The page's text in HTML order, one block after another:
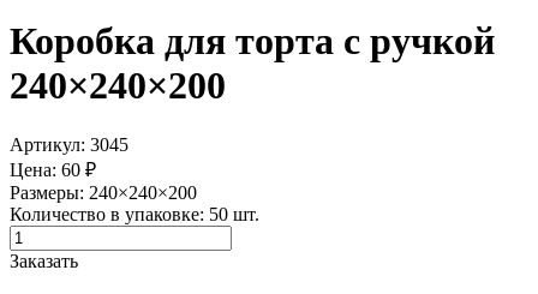
Коробка для торта с ручкой
240×240×200
Артикул: 3045
Цена: 60 ₽
Размеры: 240×240×200
Количество в упаковке: 50 шт.
Заказать